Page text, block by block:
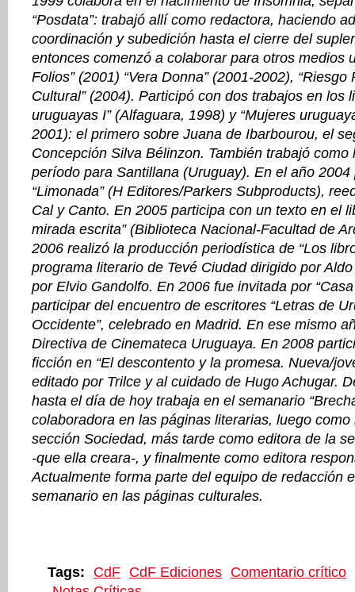
“Posdata”: trabajó allí como redactora, haciendo
coordinación y subedición hasta el cierre del
entonces comenzó a colaborar para otros medios
Folios” (2001) “Vera Donna” (2001-2002), “Riesgo
Cultural” (2004). Participó con dos trabajos en los
uruguayas I” (Alfaguara, 1998) y “Mujeres
2001): el primero sobre Juana de Ibarbourou, el
Concepción Silva Bélinzon. También trabajó como
período para Santillana (Uruguay). En el año
“Limonada” (H Editores/Parkers Subproducts),
Cal y Canto. En 2005 participa con un texto en el
mirada escrita” (Biblioteca Nacional-Facultad de
2006 realizó la producción periodística de “Los
programa literario de Tevé Ciudad dirigido por
por Elvio Gandolfo. En 2006 fue invitada por
participar del encuentro de escritores “Letras de
Occidente”, celebrado en Madrid. En ese mismo
Directiva de Cinemateca Uruguaya. En 2008
ficción en “El descontento y la promesa. Nueva/
editado por Trilce y al cuidado de Hugo Achugar.
hasta el día de hoy trabaja en el semanario
colaboradora en las páginas literarias, luego
sección Sociedad, más tarde como editora de la
-que ella creara-, y finalmente como editora
Actualmente forma parte del equipo de redacción
semanario en las páginas culturales.
Tags: CdF CdF Ediciones Comentario crítico